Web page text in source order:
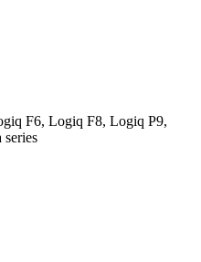
F6, Logiq F8, Logiq P9,